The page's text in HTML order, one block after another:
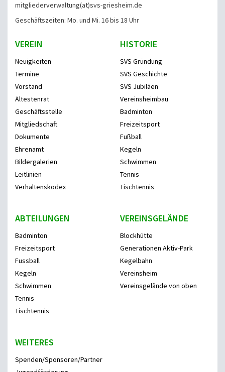
mitgliederverwaltung(at)svs-griesheim.de
Geschäftszeiten: Mo. und Mi. 16 bis 18 Uhr
VEREIN
Neuigkeiten
Termine
Vorstand
Ältestenrat
Geschäftsstelle
Mitgliedschaft
Dokumente
Ehrenamt
Bildergalerien
Leitlinien
Verhaltenskodex
HISTORIE
SVS Gründung
SVS Geschichte
SVS Jubiläen
Vereinsheimbau
Badminton
Freizeitsport
Fußball
Kegeln
Schwimmen
Tennis
Tischtennis
ABTEILUNGEN
Badminton
Freizeitsport
Fussball
Kegeln
Schwimmen
Tennis
Tischtennis
VEREINSGELÄNDE
Blockhütte
Generationen Aktiv-Park
Kegelbahn
Vereinsheim
Vereinsgelände von oben
WEITERES
Spenden/Sponsoren/Partner